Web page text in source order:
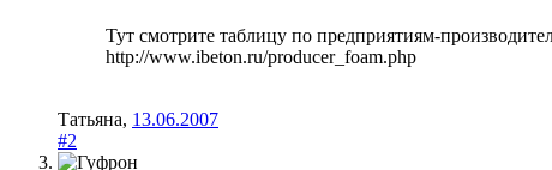
Тут смотрите таблицу по предприятиям-
http://www.ibeton.ru/producer_foam.php
Татьяна, 13.06.2007
#2